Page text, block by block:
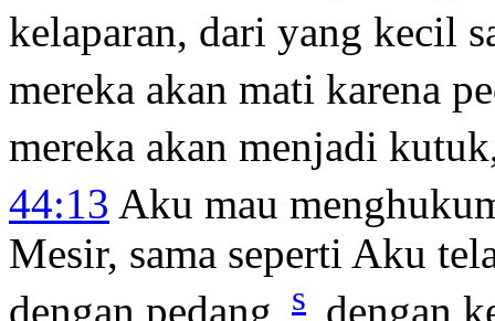
kelaparan, dari yang kecil
mereka akan mati karena
mereka akan menjadi
44:13 Aku mau
Mesir, sama seperti Aku
dengan pedang, s dengan